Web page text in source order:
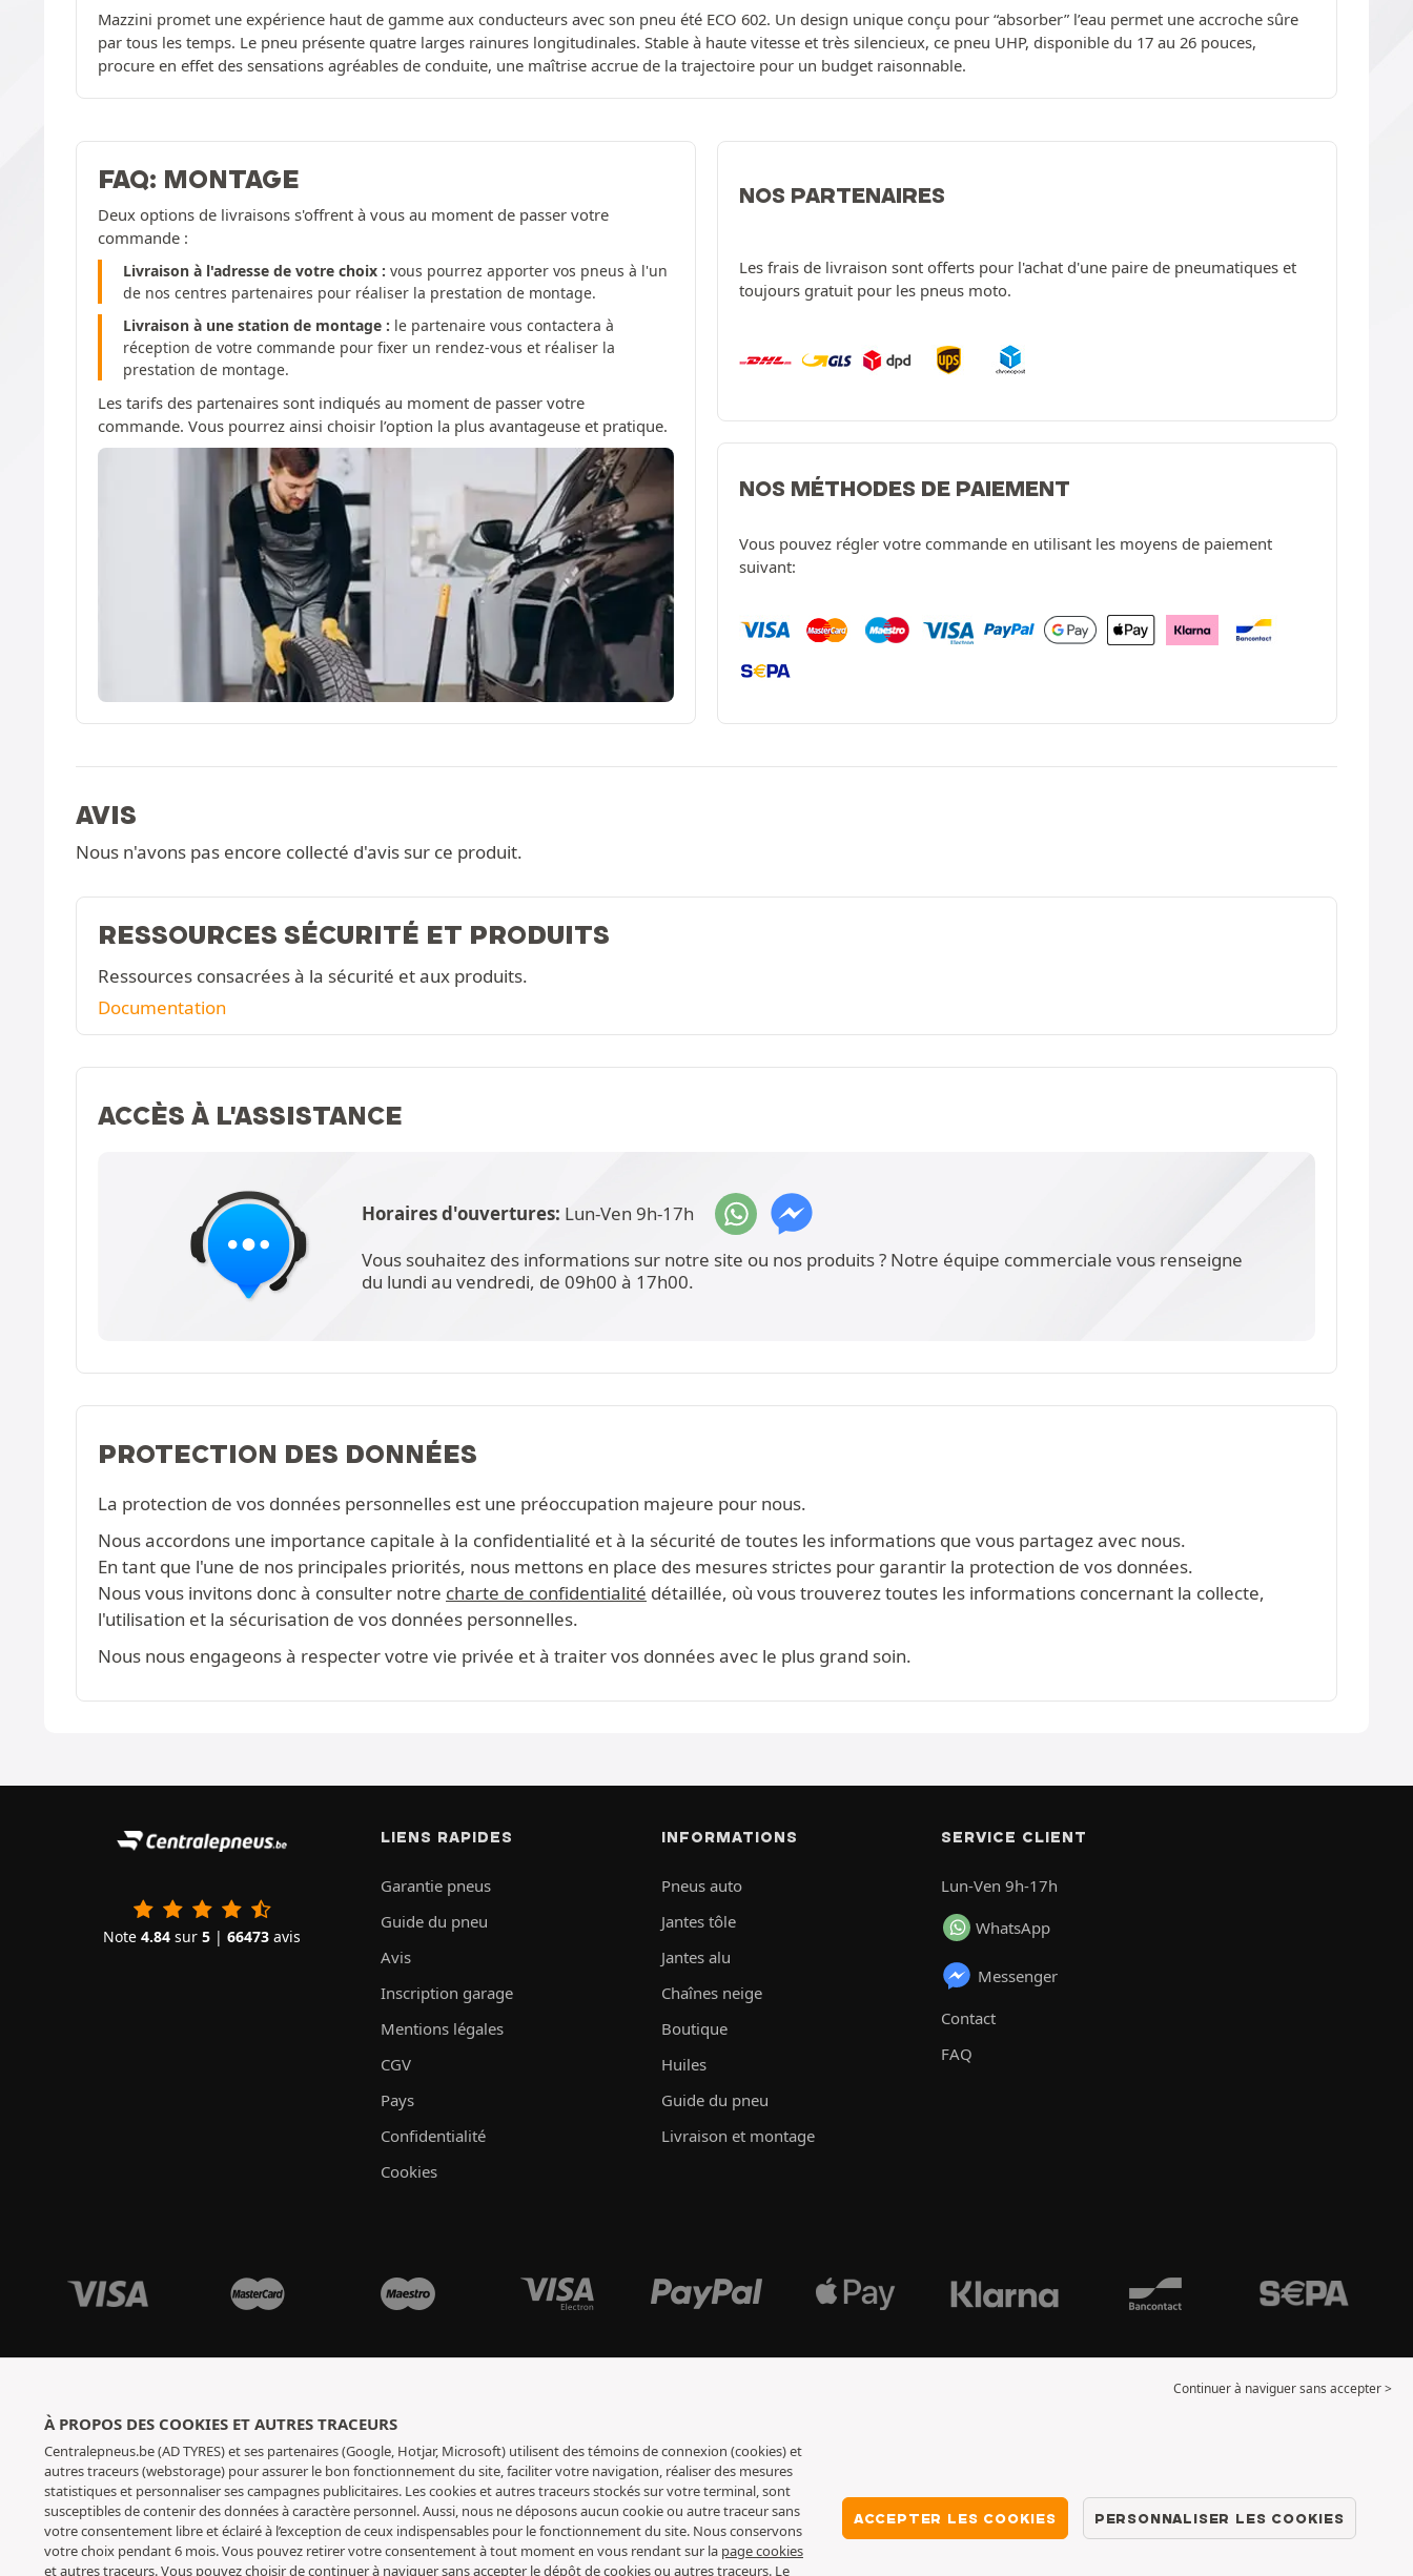
Mazzini promet une expérience haut de gamme aux conducteurs avec son pneu été ECO 602. Un design unique conçu pour “absorber” l’eau permet une accroche sûre
par tous les temps. Le pneu présente quatre larges rainures longitudinales. Stable à haute vitesse et très silencieux, ce pneu UHP, disponible du 17 au 26 pouces,
procure en effet des sensations agréables de conduite, une maîtrise accrue de la trajectoire pour un budget raisonnable.
FAQ: MONTAGE
Deux options de livraisons s'offrent à vous au moment de passer votre
commande :
Livraison à l'adresse de votre choix : vous pourrez apporter vos pneus à l'un
de nos centres partenaires pour réaliser la prestation de montage.
Livraison à une station de montage : le partenaire vous contactera à
réception de votre commande pour fixer un rendez-vous et réaliser la
prestation de montage.
Les tarifs des partenaires sont indiqués au moment de passer votre
commande. Vous pourrez ainsi choisir l’option la plus avantageuse et pratique.
NOS PARTENAIRES
Les frais de livraison sont offerts pour l'achat d'une paire de pneumatiques et
toujours gratuit pour les pneus moto.
NOS MÉTHODES DE PAIEMENT
Vous pouvez régler votre commande en utilisant les moyens de paiement
suivant:
AVIS
Nous n'avons pas encore collecté d'avis sur ce produit.
RESSOURCES SÉCURITÉ ET PRODUITS
Ressources consacrées à la sécurité et aux produits.
Documentation
ACCÈS À L'ASSISTANCE
Horaires d'ouvertures: Lun-Ven 9h-17h
Vous souhaitez des informations sur notre site ou nos produits ? Notre équipe commerciale vous renseigne
du lundi au vendredi, de 09h00 à 17h00.
PROTECTION DES DONNÉES
La protection de vos données personnelles est une préoccupation majeure pour nous.
Nous accordons une importance capitale à la confidentialité et à la sécurité de toutes les informations que vous partagez avec nous.
En tant que l'une de nos principales priorités, nous mettons en place des mesures strictes pour garantir la protection de vos données.
Nous vous invitons donc à consulter notre charte de confidentialité détaillée, où vous trouverez toutes les informations concernant la collecte,
l'utilisation et la sécurisation de vos données personnelles.
Nous nous engageons à respecter votre vie privée et à traiter vos données avec le plus grand soin.
Note 4.84 sur 5 | 66473 avis
LIENS RAPIDES
Garantie pneus
Guide du pneu
Avis
Inscription garage
Mentions légales
CGV
Pays
Confidentialité
Cookies
INFORMATIONS
Pneus auto
Jantes tôle
Jantes alu
Chaînes neige
Boutique
Huiles
Guide du pneu
Livraison et montage
SERVICE CLIENT
Lun-Ven 9h-17h
WhatsApp
Messenger
Contact
FAQ
Continuer à naviguer sans accepter >
À PROPOS DES COOKIES ET AUTRES TRACEURS
Centralepneus.be (AD TYRES) et ses partenaires (Google, Hotjar, Microsoft) utilisent des témoins de connexion (cookies) et
autres traceurs (webstorage) pour assurer le bon fonctionnement du site, faciliter votre navigation, réaliser des mesures
statistiques et personnaliser ses campagnes publicitaires. Les cookies et autres traceurs stockés sur votre terminal, sont
susceptibles de contenir des données à caractère personnel. Aussi, nous ne déposons aucun cookie ou autre traceur sans
votre consentement libre et éclairé à l’exception de ceux indispensables pour le fonctionnement du site. Nous conservons
votre choix pendant 6 mois. Vous pouvez retirer votre consentement à tout moment en vous rendant sur la page cookies
et autres traceurs. Vous pouvez choisir de continuer à naviguer sans accepter le dépôt de cookies ou autres traceurs. Le
ACCEPTER LES COOKIES PERSONNALISER LES COOKIES